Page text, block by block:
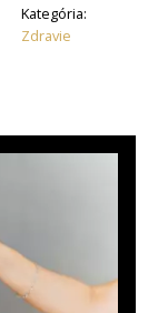
Kategória:
Zdravie